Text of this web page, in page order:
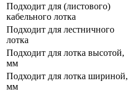
Подходит для (листового)
кабельного лотка
Подходит для лестничного
лотка
Подходит для лотка высотой,
мм
Подходит для лотка шириной,
мм